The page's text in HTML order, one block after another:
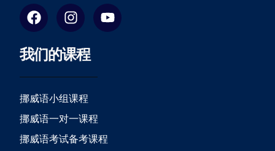
F
a
c
e
b
o
o
k
I
n
s
t
a
g
r
a
m
Y
o
u
我们的课程
挪威语小组课程
挪威语一对一课程
挪威语考试备考课程